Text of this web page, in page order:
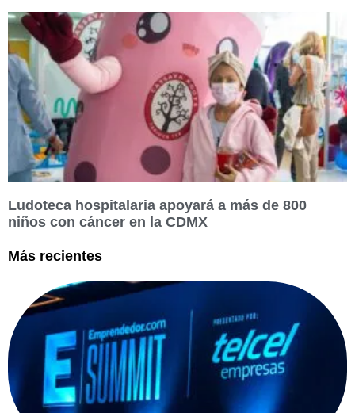
Ludoteca hospitalaria apoyará a más de 800
niños con cáncer en la CDMX
Más recientes